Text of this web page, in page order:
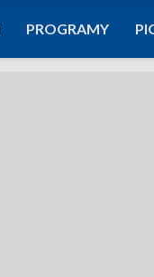
PROGRAMY